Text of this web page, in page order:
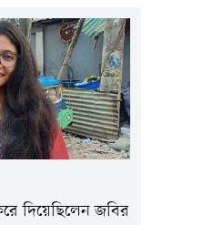
দিয়েছিলেন জবির